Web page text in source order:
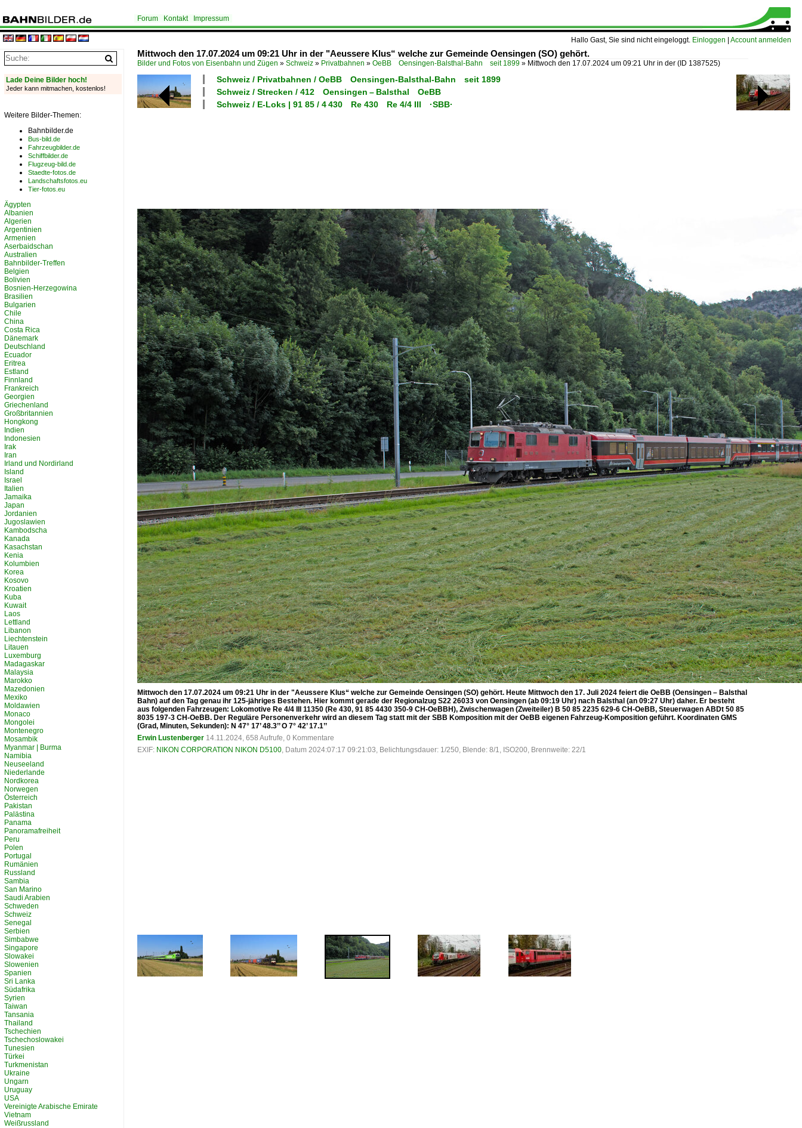
Hallo Gast, Sie sind nicht eingeloggt. Einloggen Account anmelden
Forum Kontakt Impressum
Mittwoch den 17.07.2024 um 09:21 Uhr in der "Aeussere Klus“ welche zur Gemeinde Oensingen (SO) gehört.
Bilder und Fotos von Eisenbahn und Zügen » Schweiz » Privatbahnen » OeBB Oensingen-Balsthal-Bahn seit 1899 » Mittwoch den 17.07.2024 um 09:21 Uhr in der (ID 1387525)
Schweiz / Privatbahnen / OeBB Oensingen-Balsthal-Bahn seit 1899
Schweiz / Strecken / 412 Oensingen – Balsthal OeBB
Schweiz / E-Loks | 91 85 / 4 430 Re 430 Re 4/4 III ·SBB·
Mittwoch den 17.07.2024 um 09:21 Uhr in der "Aeussere Klus“ welche zur Gemeinde Oensingen (SO) gehört. Heute Mittwoch den 17. Juli 2024 feiert die OeBB (Oensingen – Balsthal
Bahn) auf den Tag genau ihr 125-jähriges Bestehen. Hier kommt gerade der Regionalzug S22 26033 von Oensingen (ab 09:19 Uhr) nach Balsthal (an 09:27 Uhr) daher. Er besteht
aus folgenden Fahrzeugen: Lokomotive Re 4/4 III 11350 (Re 430, 91 85 4430 350-9 CH-OeBBH), Zwischenwagen (Zweiteiler) B 50 85 2235 629-6 CH-OeBB, Steuerwagen ABDt 50 85
8035 197-3 CH-OeBB. Der Reguläre Personenverkehr wird an diesem Tag statt mit der SBB Komposition mit der OeBB eigenen Fahrzeug-Komposition geführt. Koordinaten GMS
(Grad, Minuten, Sekunden): N 47° 17’ 48.3’’ O 7° 42’ 17.1’’
Erwin Lustenberger 14.11.2024, 658 Aufrufe, 0 Kommentare
EXIF: NIKON CORPORATION NIKON D5100, Datum 2024:07:17 09:21:03, Belichtungsdauer: 1/250, Blende: 8/1, ISO200, Brennweite: 22/1
Lade Deine Bilder hoch!
Jeder kann mitmachen, kostenlos!
Weitere Bilder-Themen:
Bahnbilder.de
Bus-bild.de
Fahrzeugbilder.de
Schiffbilder.de
Flugzeug-bild.de
Staedte-fotos.de
Landschaftsfotos.eu
Tier-fotos.eu
Ägypten
Albanien
Algerien
Argentinien
Armenien
Aserbaidschan
Australien
Bahnbilder-Treffen
Belgien
Bolivien
Bosnien-Herzegowina
Brasilien
Bulgarien
Chile
China
Costa Rica
Dänemark
Deutschland
Ecuador
Eritrea
Estland
Finnland
Frankreich
Georgien
Griechenland
Großbritannien
Hongkong
Indien
Indonesien
Irak
Iran
Irland und Nordirland
Island
Israel
Italien
Jamaika
Japan
Jordanien
Jugoslawien
Kambodscha
Kanada
Kasachstan
Kenia
Kolumbien
Korea
Kosovo
Kroatien
Kuba
Kuwait
Laos
Lettland
Libanon
Liechtenstein
Litauen
Luxemburg
Madagaskar
Malaysia
Marokko
Mazedonien
Mexiko
Moldawien
Monaco
Mongolei
Montenegro
Mosambik
Myanmar | Burma
Namibia
Neuseeland
Niederlande
Nordkorea
Norwegen
Österreich
Pakistan
Palästina
Panama
Panoramafreiheit
Peru
Polen
Portugal
Rumänien
Russland
Sambia
San Marino
Saudi Arabien
Schweden
Schweiz
Senegal
Serbien
Simbabwe
Singapore
Slowakei
Slowenien
Spanien
Sri Lanka
Südafrika
Syrien
Taiwan
Tansania
Thailand
Tschechien
Tschechoslowakei
Tunesien
Türkei
Turkmenistan
Ukraine
Ungarn
Uruguay
USA
Vereinigte Arabische Emirate
Vietnam
Weißrussland